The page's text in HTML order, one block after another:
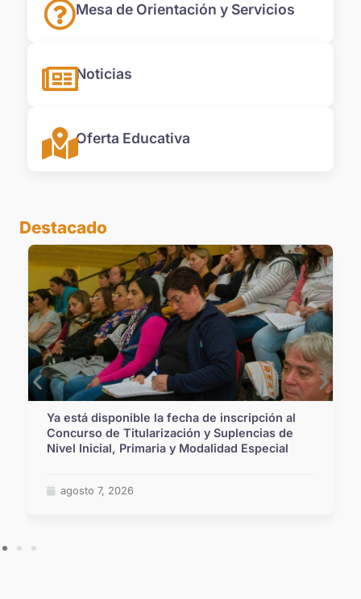
Mesa de Orientación y Servicios
Noticias
Oferta Educativa
Destacado
Ya está disponible la fecha de inscripción al
Concurso de Titularización y Suplencias de
Nivel Inicial, Primaria y Modalidad Especial
agosto 7, 2026